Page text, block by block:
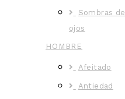
Sombras de
ojos
HOMBRE
Afeitado
Antiedad